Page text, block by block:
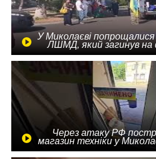
У Миколаєві попрощалися
ЛШМД, який загинув на
Через атаку РФ
магазин техніки у